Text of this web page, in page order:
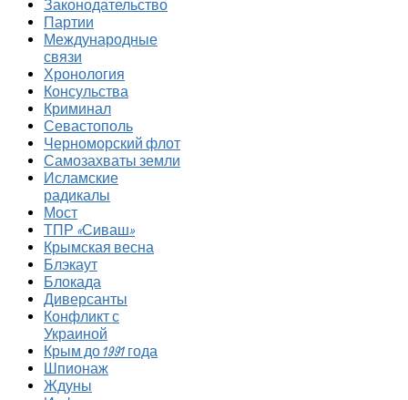
Законодательство
Партии
Международные
связи
Хронология
Консульства
Криминал
Севастополь
Черноморский флот
Самозахваты земли
Исламские
радикалы
Мост
ТПР «Сиваш»
Крымская весна
Блэкаут
Блокада
Диверсанты
Конфликт с
Украиной
Крым до 1991 года
Шпионаж
Ждуны